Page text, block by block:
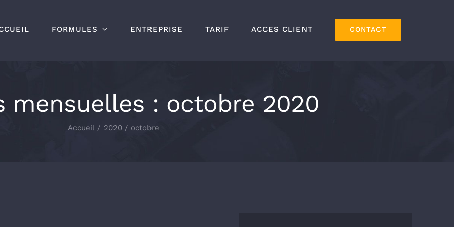
FORMULES ENTREPRISE TARIF ACCES CLIENT CONTACT
mensuelles : octobre 2020
Accueil 2020 octobre